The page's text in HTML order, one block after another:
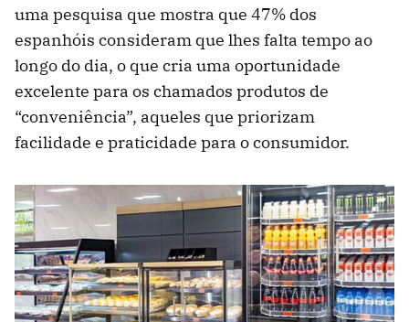
uma pesquisa que mostra que 47% dos
espanhóis consideram que lhes falta tempo ao
longo do dia, o que cria uma oportunidade
excelente para os chamados produtos de
“conveniência”, aqueles que priorizam
facilidade e praticidade para o consumidor.